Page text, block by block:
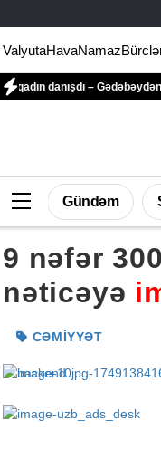
ValyutaHavaNamaz
– Gədəbəydən ŞİKAYƏT
Gündəm
9 nəfər
nəticəyə
CƏMIYYƏT